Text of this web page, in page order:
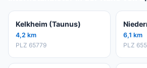
Kelkheim (Taunus)
4,2 km
PLZ 65779
6,1 km
PLZ